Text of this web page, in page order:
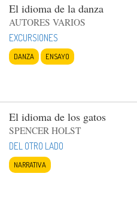
El idioma de la danza
AUTORES VARIOS
EXCURSIONES
DANZA ENSAYO
El idioma de los gatos
SPENCER HOLST
DEL OTRO LADO
NARRATIVA